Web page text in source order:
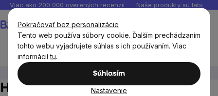
Pokračovať bez personalizácie
Tento web používa súbory cookie. Ďalším prechádzaním
tohto webu vyjadrujete súhlas s ich používaním. Viac
informáciítu.
Súhlasím
Nastavenie
Prejsť
obsah
Viac ako 200 000 overených recenzií Naše produkty sú
košík
Hormonálny systém
Hormonálny systém